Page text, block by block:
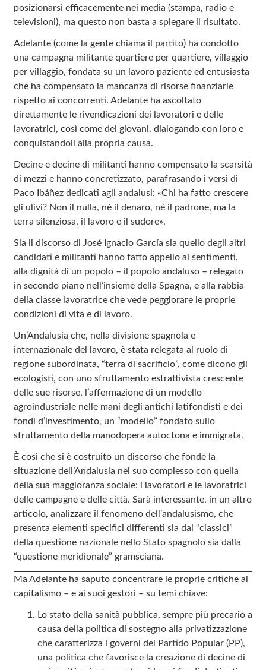
posizionarsi efficacemente nei media (stampa, radio e
televisioni), ma questo non basta a spiegare il risultato.
Adelante (come la gente chiama il partito) ha condotto
una campagna militante quartiere per quartiere, villaggio
per villaggio, fondata su un lavoro paziente ed entusiasta
che ha compensato la mancanza di risorse finanziarie
rispetto ai concorrenti. Adelante ha ascoltato
direttamente le rivendicazioni dei lavoratori e delle
lavoratrici, così come dei giovani, dialogando con loro e
conquistandoli alla propria causa.
Decine e decine di militanti hanno compensato la scarsità
di mezzi e hanno concretizzato, parafrasando i versi di
Paco Ibáñez dedicati agli andalusi: «Chi ha fatto crescere
gli ulivi? Non il nulla, né il denaro, né il padrone, ma la
terra silenziosa, il lavoro e il sudore».
Sia il discorso di José Ignacio García sia quello degli altri
candidati e militanti hanno fatto appello ai sentimenti,
alla dignità di un popolo – il popolo andaluso – relegato
in secondo piano nell’insieme della Spagna, e alla rabbia
della classe lavoratrice che vede peggiorare le proprie
condizioni di vita e di lavoro.
Un’Andalusia che, nella divisione spagnola e
internazionale del lavoro, è stata relegata al ruolo di
regione subordinata, “terra di sacrificio”, come dicono gli
ecologisti, con uno sfruttamento estrattivista crescente
delle sue risorse, l’affermazione di un modello
agroindustriale nelle mani degli antichi latifondisti e dei
fondi d’investimento, un “modello” fondato sullo
sfruttamento della manodopera autoctona e immigrata.
È così che si è costruito un discorso che fonde la
situazione dell’Andalusia nel suo complesso con quella
della sua maggioranza sociale: i lavoratori e le lavoratrici
delle campagne e delle città. Sarà interessante, in un altro
articolo, analizzare il fenomeno dell’andalusismo, che
presenta elementi specifici differenti sia dai “classici”
della questione nazionale nello Stato spagnolo sia dalla
“questione meridionale” gramsciana.
Ma Adelante ha saputo concentrare le proprie critiche al
capitalismo – e ai suoi gestori – su temi chiave:
Lo stato della sanità pubblica, sempre più precario a
causa della politica di sostegno alla privatizzazione
che caratterizza i governi del Partido Popular (PP),
una politica che favorisce la creazione di decine di